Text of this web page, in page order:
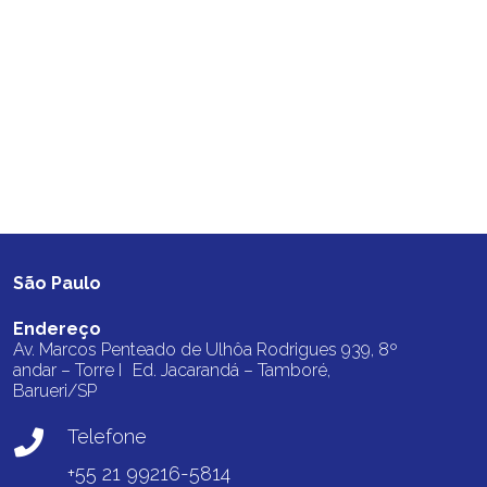
São Paulo
Endereço
Av. Marcos Penteado de Ulhôa Rodrigues 939, 8º
andar – Torre I Ed. Jacarandá – Tamboré,
Barueri/SP
Telefone
+55 21 99216-5814